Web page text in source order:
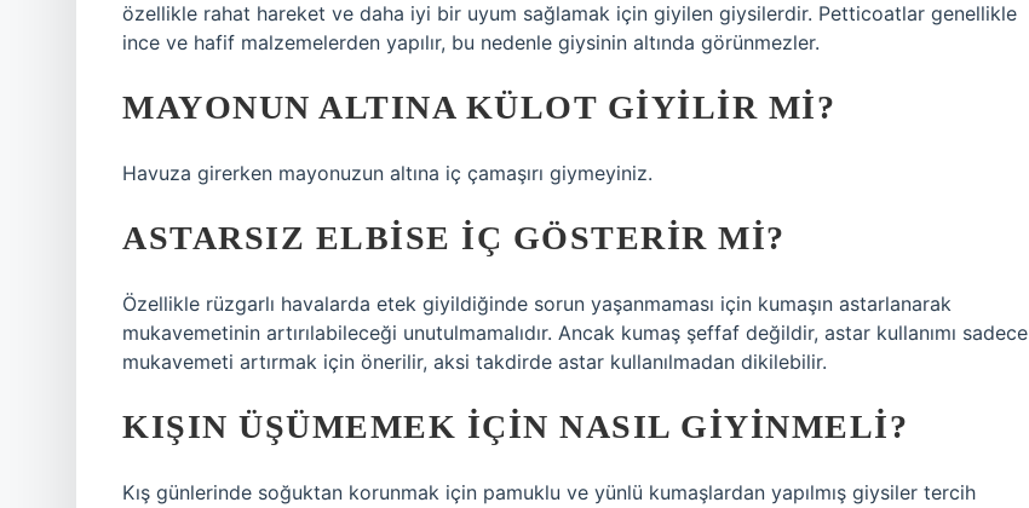
özellikle rahat hareket ve daha iyi bir uyum sağlamak için giyilen giysilerdir. Petticoatlar genellikle
ince ve hafif malzemelerden yapılır, bu nedenle giysinin altında görünmezler.
MAYONUN ALTINA KÜLOT GIYILIR MI?
Havuza girerken mayonuzun altına iç çamaşırı giymeyiniz.
ASTARSIZ ELBISE IÇ GÖSTERIR MI?
Özellikle rüzgarlı havalarda etek giyildiğinde sorun yaşanmaması için kumaşın astarlanarak
mukavemetinin artırılabileceği unutulmamalıdır. Ancak kumaş şeffaf değildir, astar kullanımı sadece
mukavemeti artırmak için önerilir, aksi takdirde astar kullanılmadan dikilebilir.
KIŞIN ÜŞÜMEMEK IÇIN NASIL GIYINMELI?
Kış günlerinde soğuktan korunmak için pamuklu ve yünlü kumaşlardan yapılmış giysiler tercih